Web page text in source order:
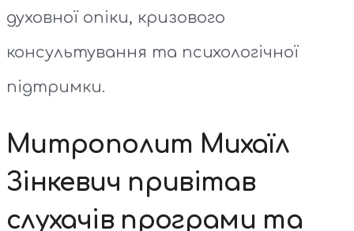
духовної опіки, кризового
консультування та психологічної
підтримки.
Митрополит Михаїл
Зінкевич привітав
слухачів програми та